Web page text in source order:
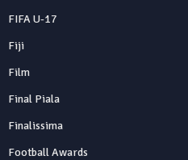
FIFA U-17
Fiji
Film
Final Piala
Finalissima
Football Awards